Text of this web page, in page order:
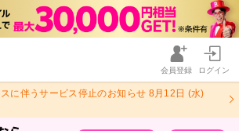
会員登録 ログイン
に伴うサービス停止のお知らせ 8月12日 (水)